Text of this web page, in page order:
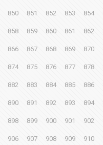
850 851 852 853 854
858 859 860 861 862
866 867 868 869 870
874 875 876 877 878
882 883 884 885 886
890 891 892 893 894
898 899 900 901 902
906 907 908 909 910